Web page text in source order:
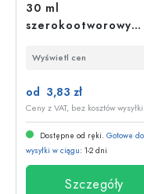
30 ml
szerokootworowy
Wyświetl cen
od 3,83 zł
Ceny z VAT, bez kosztów wysyłki
Dostępne od ręki. Gotowe do
wysyłki w ciągu: 1-2 dni
Szczegóły